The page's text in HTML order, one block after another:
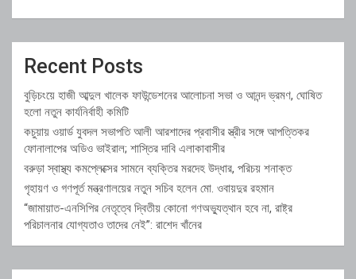
Recent Posts
বুড়িচংয়ে হাজী আব্দুল খালেক ফাউন্ডেশনের আলোচনা সভা ও আনন্দ ভ্রমণ, ঘোষিত
হলো নতুন কার্যনির্বাহী কমিটি
কচুয়ায় ওয়ার্ড যুবদল সভাপতি আলী আরশাদের প্রবাসীর স্ত্রীর সঙ্গে আপত্তিকর
ফোনালাপের অডিও ভাইরাল; শাস্তির দাবি এলাকাবাসীর
বরুড়া স্বাস্থ্য কমপ্লেক্সের সামনে ব্যক্তির মরদেহ উদ্ধার, পরিচয় শনাক্ত
গৃহায়ণ ও গণপূর্ত মন্ত্রণালয়ের নতুন সচিব হলেন মো. ওবায়দুর রহমান
“জামায়াত-এনসিপির নেতৃত্বে দ্বিতীয় কোনো গণঅভ্যুত্থান হবে না, রাষ্ট্র
পরিচালনার যোগ্যতাও তাদের নেই”: রাশেদ খাঁনের